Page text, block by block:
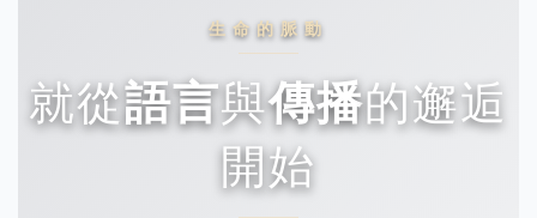
生命的脈動
就從語言與傳播的邂逅
開始